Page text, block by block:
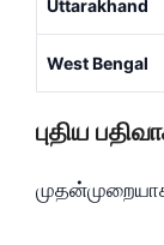
Uttarakhand
West Bengal
புதிய